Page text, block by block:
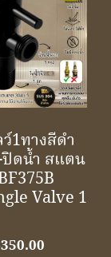
1ทางสีดำ
ดน้ำ สแตน
Valve 1
350.00Current